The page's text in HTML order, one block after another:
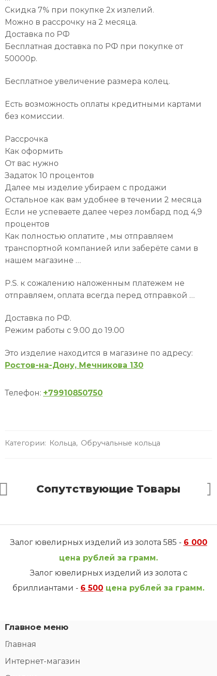
Скидка 7% при покупке 2х излелий.
Можно в рассрочку на 2 месяца.
Доставка по РФ
Бесплатная доставка по РФ при покупке от
50000р.
Бесплатное увеличение размера колец.
Есть возможность оплаты кредитными картами
без комиссии.
Рассрочка
Как оформить
От вас нужно
Задаток 10 процентов
Далее мы изделие убираем с продажи
Остальное как вам удобнее в течении 2 месяца
Если не успеваете далее через ломбард под 4,9
процентов
Как полностью оплатите , мы отправляем
транспортной компанией или заберёте сами в
нашем магазине …
P.S. к сожалению наложенным платежем не
отправляем, оплата всегда перед отправкой …
Доставка по РФ.
Режим работы с 9.00 до 19.00
Это изделие находится в магазине по адресу:
Ростов-на-Дону, Мечникова 130
Телефон: +79910850750
Категории: Кольца, Обручальные кольца
Сопутствующие Товары
Залог ювелирных изделий из золота 585 - 6 000
цена рублей за грамм.
Залог ювелирных изделий из золота с
бриллиантами - 6 500 цена рублей за грамм.
Главное меню
Главная
Интернет-магазин